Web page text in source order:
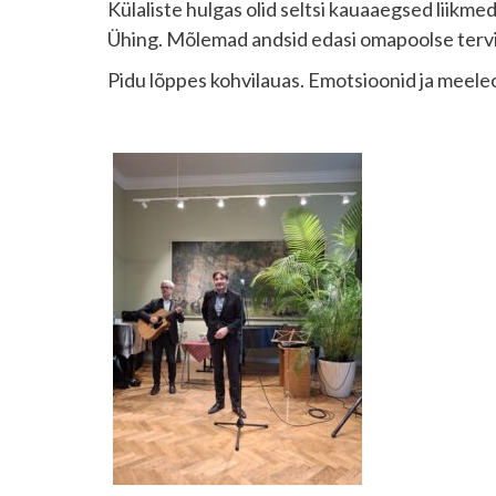
Külaliste hulgas olid seltsi kauaaegsed
Ühing. Mõlemad andsid edasi omapoolse
Pidu lõppes kohvilauas. Emotsioonid ja